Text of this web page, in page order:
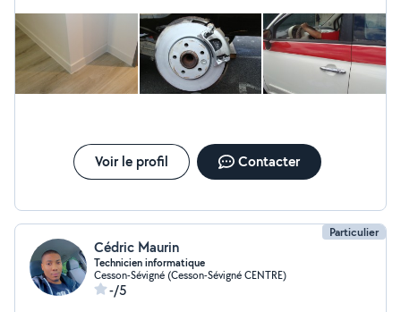
a passé près de six heures à rechercher la panne jusqu'à la
réparer. Emmanuel est une personne extrêmement
sympathique, passionné ,calme et d'une grande intelligence.
Grâce à son professionnalisme, il a sauvé nos vacances ! Nous
le recommandons les yeux fermés et garderons
précieusement son numéro. Merci encore, Emmanuel !
Voir le profil Contacter
Particulier
Cédric Maurin
Technicien informatique
Cesson-Sévigné (Cesson-Sévigné CENTRE)
-/5